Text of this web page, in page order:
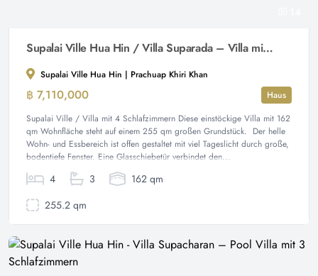
Supalai Ville Hua Hin / Villa Suparada – Villa mit 4 Schlafzimmern
Supalai Ville Hua Hin | Prachuap Khiri Khan
฿ 7,110,000
Haus
Supalai Ville / Villa mit 4 Schlafzimmern Diese einstöckige Villa mit 162
qm Wohnfläche steht auf einem 255 qm großen Grundstück. Der helle
Wohn- und Essbereich ist offen gestaltet mit viel Tageslicht durch große,
bodentiefe Fenster. Eine Glasschiebetür verbindet den...
4 3
162 qm
255.2 qm